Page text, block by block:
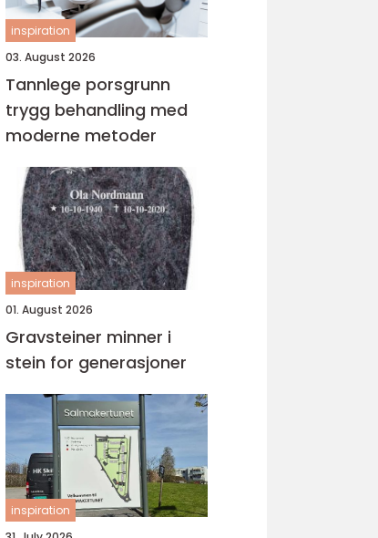
inspiration
03. August 2026
Tannlege porsgrunn
trygg behandling med
moderne metoder
inspiration
01. August 2026
Gravsteiner minner i
stein for generasjoner
inspiration